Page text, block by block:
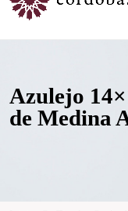
Azulejo
de Medina